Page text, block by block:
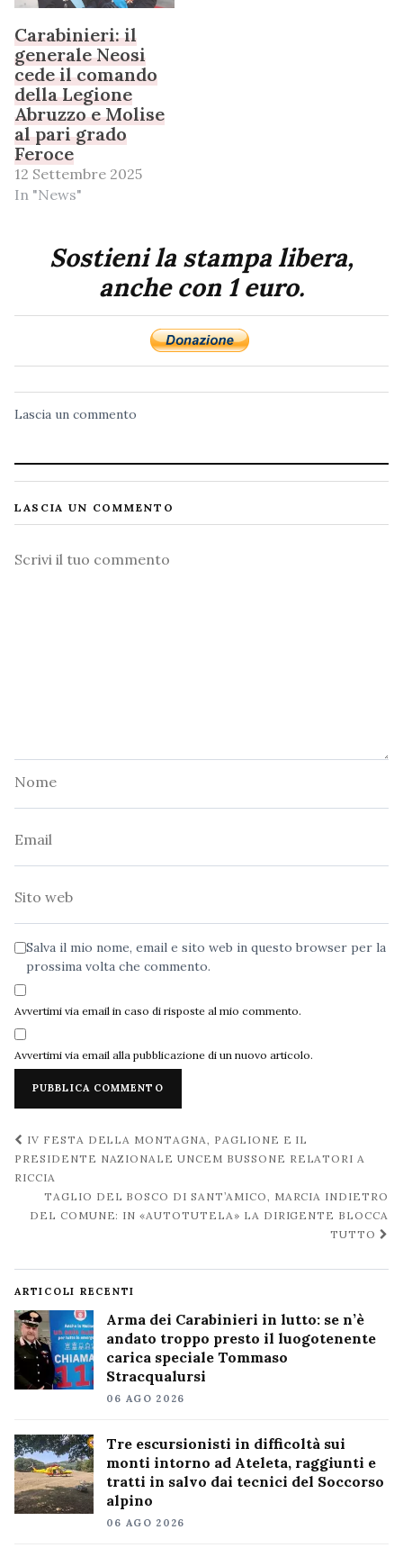
Carabinieri: il
generale Neosi
cede il comando
della Legione
Abruzzo e Molise
al pari grado
Feroce
12 Settembre 2025
In "News"
Sostieni la stampa libera,
anche con 1 euro.
Lascia un commento
LASCIA UN COMMENTO
Commento
Salva il mio nome, email e sito web in questo browser per la
prossima volta che commento.
Avvertimi via email in caso di risposte al mio commento.
Avvertimi via email alla pubblicazione di un nuovo articolo.
Navigazione
post
IV FESTA DELLA MONTAGNA, PAGLIONE E IL
PRESIDENTE NAZIONALE UNCEM BUSSONE RELATORI A
RICCIA
TAGLIO DEL BOSCO DI SANT’AMICO, MARCIA INDIETRO
DEL COMUNE: IN «AUTOTUTELA» LA DIRIGENTE BLOCCA
TUTTO
ARTICOLI RECENTI
Arma dei Carabinieri in lutto: se n’è
andato troppo presto il luogotenente
carica speciale Tommaso
Stracqualursi
06 AGO 2026
Tre escursionisti in difficoltà sui
monti intorno ad Ateleta, raggiunti e
tratti in salvo dai tecnici del Soccorso
alpino
06 AGO 2026